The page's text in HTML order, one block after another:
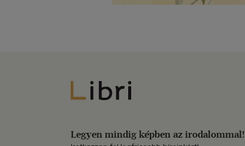
Libri
Legyen mindig képben az irodalommal!